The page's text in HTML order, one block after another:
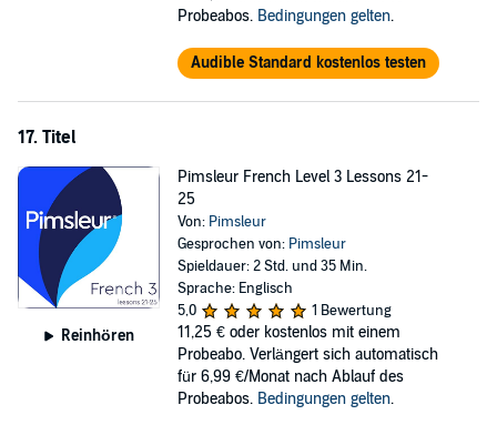
Probeabos. Bedingungen gelten.
Audible Standard kostenlos testen
17. Titel
Reinhören
Pimsleur French Level 3 Lessons 21-
25
Von: Pimsleur
Gesprochen von: Pimsleur
Spieldauer: 2 Std. und 35 Min.
Sprache: Englisch
5,0
1 Bewertung
11,25 € oder kostenlos mit einem
Probeabo. Verlängert sich automatisch
für 6,99 €/Monat nach Ablauf des
Probeabos. Bedingungen gelten.